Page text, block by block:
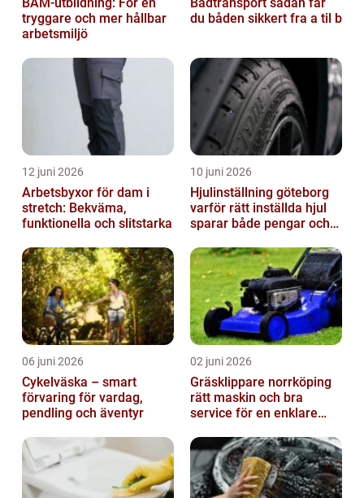
tryggare och mer hållbar
arbetsmiljö
du båden sikkert fra a til b
12 juni 2026
Arbetsbyxor för dam i
stretch: Bekväma,
funktionella och slitstarka
10 juni 2026
Hjulinställning göteborg
varför rätt inställda hjul
sparar både pengar och
06 juni 2026
Cykelväska – smart
förvaring för vardag,
pendling och äventyr
02 juni 2026
Gräsklippare norrköping
rätt maskin och bra
service för en enklare